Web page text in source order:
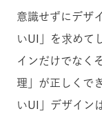
意識せずにデザ
いUI」を求めて
インだけでなく
理」が正しくで
いUI」デザイン